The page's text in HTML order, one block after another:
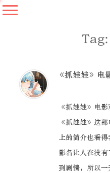
《抓娃娃》电
《抓娃娃》电
《抓娃娃》这
上的简介也看
影名让人在没
到剧情，所以